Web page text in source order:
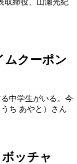
ムクーポン
中学生がいる。今
ち あやと）さん
ボッチャ